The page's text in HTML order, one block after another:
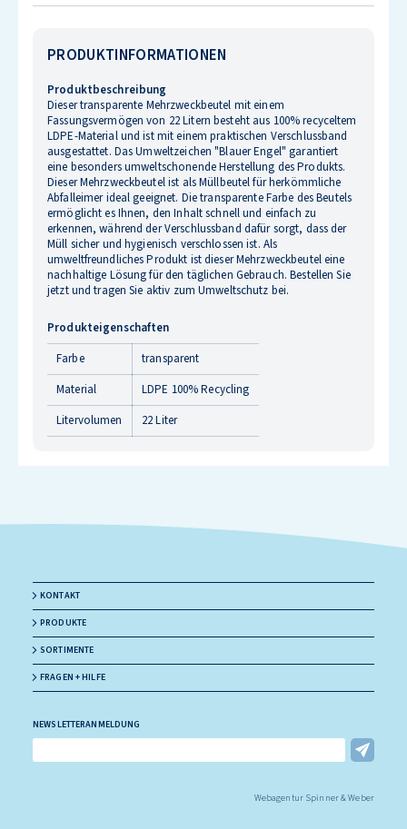
PRODUKTINFORMATIONEN
Produktbeschreibung
Dieser transparente Mehrzweckbeutel mit einem
Fassungsvermögen von 22 Litern besteht aus 100% recyceltem
LDPE-Material und ist mit einem praktischen Verschlussband
ausgestattet. Das Umweltzeichen "Blauer Engel" garantiert
eine besonders umweltschonende Herstellung des Produkts.
Dieser Mehrzweckbeutel ist als Müllbeutel für herkömmliche
Abfalleimer ideal geeignet. Die transparente Farbe des Beutels
ermöglicht es Ihnen, den Inhalt schnell und einfach zu
erkennen, während der Verschlussband dafür sorgt, dass der
Müll sicher und hygienisch verschlossen ist. Als
umweltfreundliches Produkt ist dieser Mehrzweckbeutel eine
nachhaltige Lösung für den täglichen Gebrauch. Bestellen Sie
jetzt und tragen Sie aktiv zum Umweltschutz bei.
Produkteigenschaften
Farbe
transparent
Material
LDPE 100% Recycling
Litervolumen
22 Liter
KONTAKT
PRODUKTE
SORTIMENTE
FRAGEN + HILFE
NEWSLETTERANMELDUNG
Webagentur Spinner & Weber